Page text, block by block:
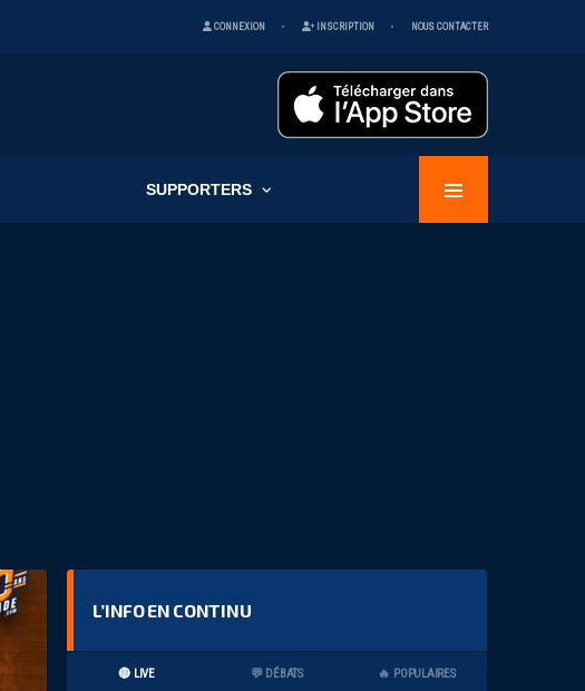
CONNEXION INSCRIPTION NOUS CONTACTER
SUPPORTERS
L’INFO EN CONTINU
🔴 LIVE 💬 DÉBATS 🔥 POPULAIRES